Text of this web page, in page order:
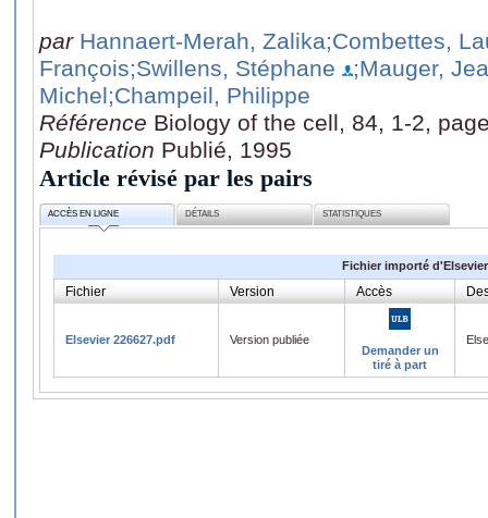
par Hannaert-Merah, Zalika;Combettes,
François;Swillens, Stéphane
;Mauger,
Michel;Champeil, Philippe
Référence Biology of the cell, 84, 1-2,
Publication Publié, 1995
Article révisé par les pairs
ACCÈS EN LIGNE DÉTAILS STATISTIQUES
Fichier importé d'Elsevier
Fichier Version Accès
Elsevier 226627.pdf
Version publiée
Demander un
tiré à part